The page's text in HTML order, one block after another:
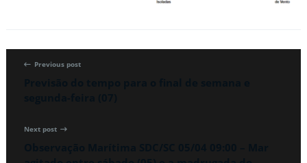
Previous post
Next post